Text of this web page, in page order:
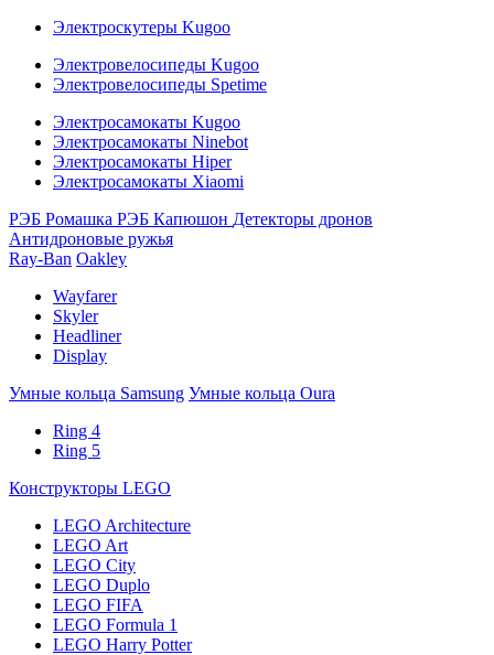
Электроскутеры Kugoo
Электровелосипеды Kugoo
Электровелосипеды Spetime
Электросамокаты Kugoo
Электросамокаты Ninebot
Электросамокаты Hiper
Электросамокаты Xiaomi
РЭБ Ромашка РЭБ Капюшон Детекторы дронов
Антидроновые ружья
Ray-Ban Oakley
Wayfarer
Skyler
Headliner
Display
Умные кольца Samsung Умные кольца Oura
Ring 4
Ring 5
Конструкторы LEGO
LEGO Architecture
LEGO Art
LEGO City
LEGO Duplo
LEGO FIFA
LEGO Formula 1
LEGO Harry Potter